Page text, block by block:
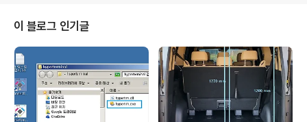
이 블로그 인기글